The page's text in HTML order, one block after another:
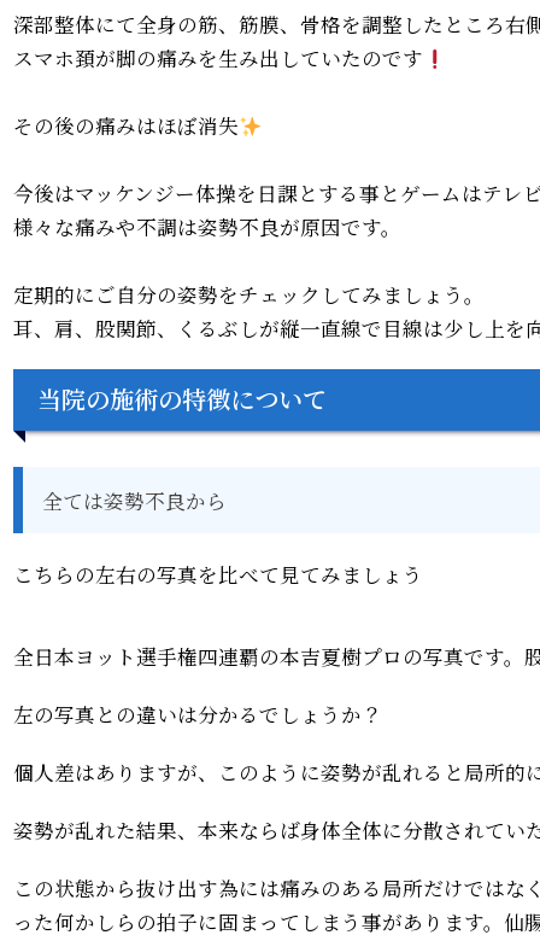
深部整体にて全身の筋、筋膜、骨格を調整したところ右
スマホ頚が脚の痛みを生み出していたのです
その後の痛みはほぼ消失
今後はマッケンジー体操を日課とする事とゲームはテレ
様々な痛みや不調は姿勢不良が原因です。
定期的にご自分の姿勢をチェックしてみましょう。
耳、肩、股関節、くるぶしが縦一直線で目線は少し上を
当院の施術の特徴について
全ては姿勢不良から
こちらの左右の写真を比べて見てみましょう
全日本ヨット選手権四連覇の本吉夏樹プロの写真です。
左の写真との違いは分かるでしょうか？
個人差はありますが、このように姿勢が乱れると局所
姿勢が乱れた結果、本来ならば身体全体に分散されて
この状態から抜け出す為には痛みのある局所だけでは
った何かしらの拍子に固まってしまう事があります。 仙